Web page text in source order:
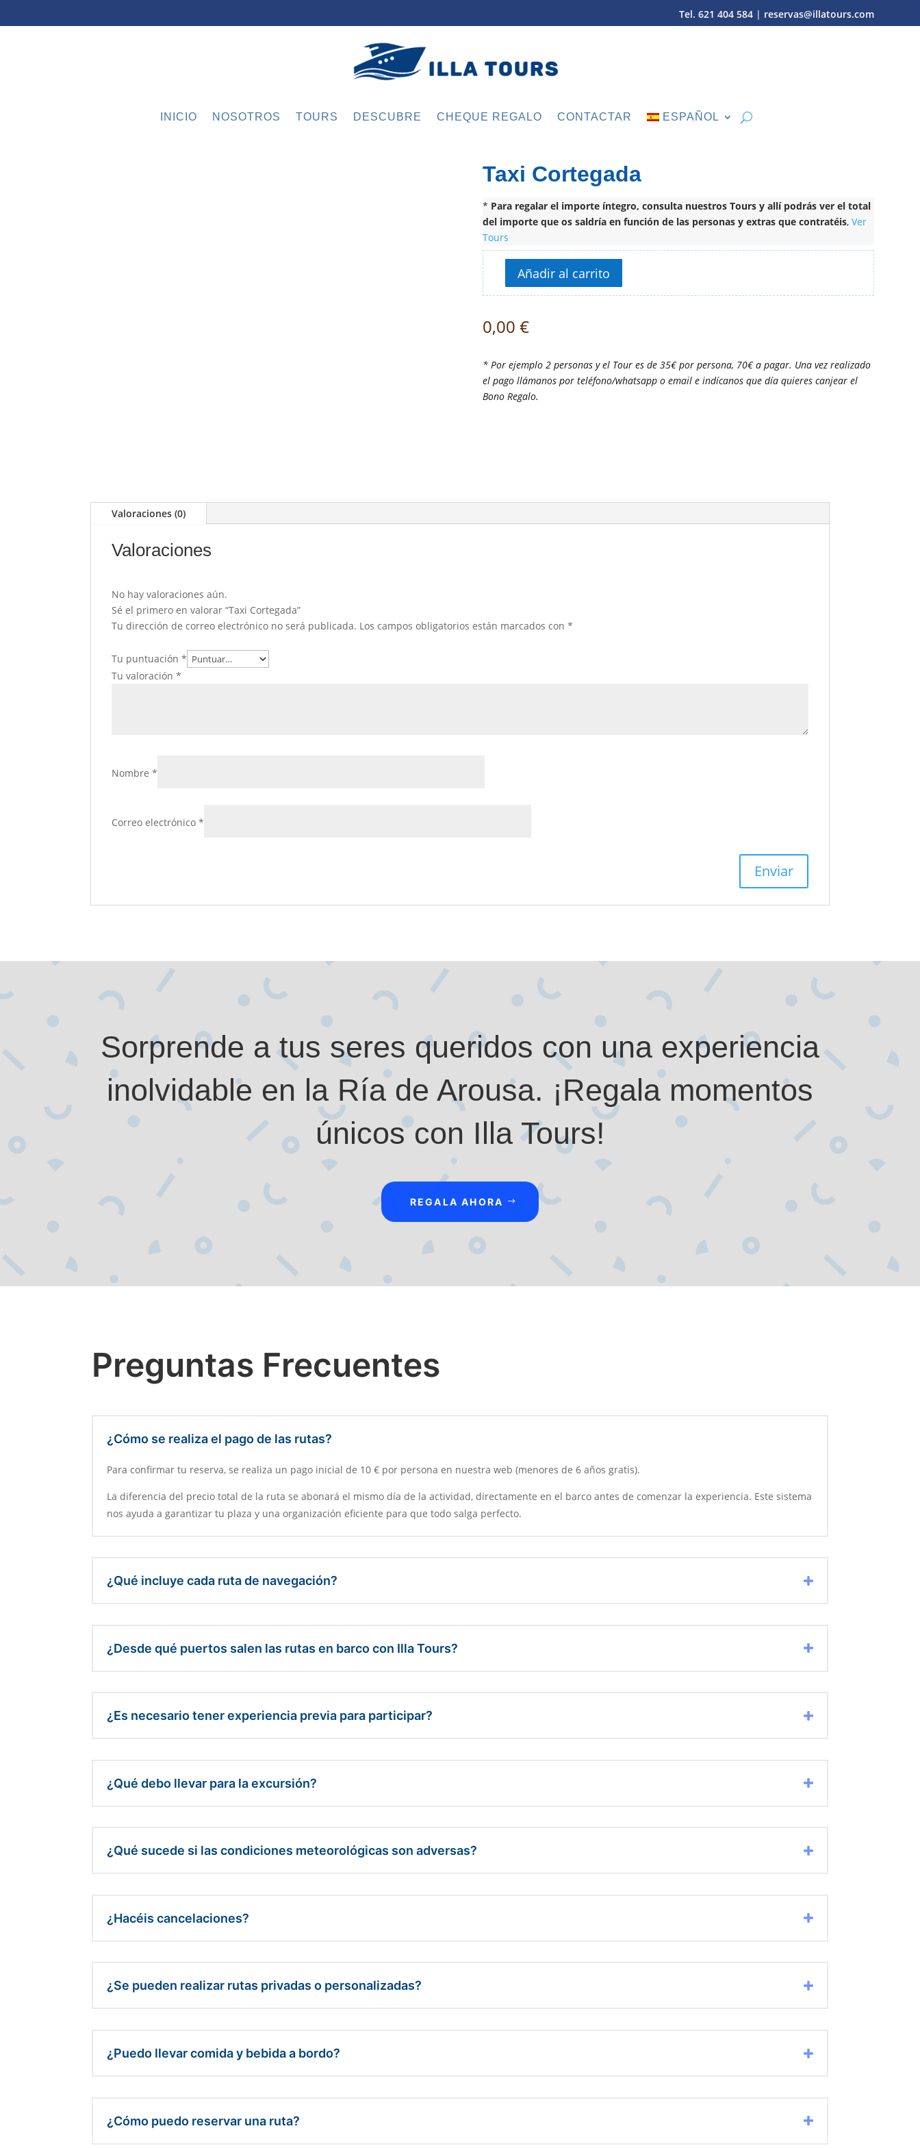
Tel. 621 404 584| reservas@illatours.com
INICIO NOSOTROS TOURS DESCUBRE CHEQUE REGALO CONTACTAR ESPAÑOL
Taxi Cortegada
* Para regalar el importe íntegro, consulta nuestros Tours y allí podrás ver el total
del importe que os saldría en función de las personas y extras que contratéis,Ver
Tours
Cortegada
Añadir al carrito
0,00€
* Por ejemplo 2 personas y el Tour es de 35€ por persona, 70€ a pagar. Una vez realizado
el pago llámanos por teléfono/whatsapp o email e indícanos que día quieres canjear el
Bono Regalo.
Valoraciones (0)
Valoraciones
No hay valoraciones aún.
Sé el primero en valorar “Taxi Cortegada”
Tu dirección de correo electrónico no será publicada. Los campos obligatorios están marcados con *
Tu puntuación *
Tu valoración *
Nombre *
Correo electrónico *
Sorprende a tus seres queridos con una experiencia
inolvidable en la Ría de Arousa. ¡Regala momentos
únicos con Illa Tours!
REGALA AHORA
Preguntas Frecuentes
¿Cómo se realiza el pago de las rutas?
Para confirmar tu reserva, se realiza un pago inicial de 10 € por persona en nuestra web (menores de 6 años gratis).
La diferencia del precio total de la ruta se abonará el mismo día de la actividad, directamente en el barco antes de comenzar la experiencia. Este sistema
nos ayuda a garantizar tu plaza y una organización eficiente para que todo salga perfecto.
¿Qué incluye cada ruta de navegación?
¿Desde qué puertos salen las rutas en barco con Illa Tours?
¿Es necesario tener experiencia previa para participar?
¿Qué debo llevar para la excursión?
¿Qué sucede si las condiciones meteorológicas son adversas?
¿Hacéis cancelaciones?
¿Se pueden realizar rutas privadas o personalizadas?
¿Puedo llevar comida y bebida a bordo?
¿Cómo puedo reservar una ruta?